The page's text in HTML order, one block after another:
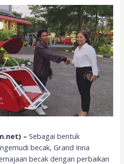
– Sebagai bentuk
becak, Grand Inna
becak dengan perbaikan